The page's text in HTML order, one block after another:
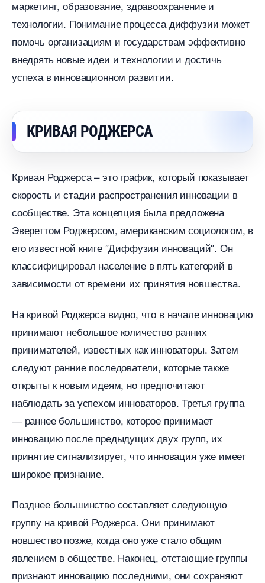
маркетинг, образование, здравоохранение и
технологии.​ Понимание процесса диффузии может
помочь организациям и государствам эффективно
недрять новые идеи и технологии и достичь
успеха в инновационном развитии.​
КРИВАЯ РОДЖЕРСА
Кривая Роджерса – это график, который показывает
скорость и стадии распространения инновации
сообществе.​ Эта концепция была предложена
Эвереттом Роджерсом, американским социологом,
его известной книге ″Диффузия инноваций″.​ Он
классифицировал население в пять категорий
зависимости от времени их принятия новшества.​
На кривой Роджерса видно, что в начале инновацию
принимают небольшое количество ранних
принимателей, известных как инноваторы.​ Затем
следуют ранние последователи, которые также
открыты к новым идеям, но предпочитают
наблюдать за успехом инноваторов.​ Третья группа
― раннее большинство, которое принимает
инновацию после предыдущих двух групп, их
принятие сигнализирует, что инновация уже имеет
широкое признание.​
Позднее большинство составляет следующую
руппу на кривой Роджерса. Они принимают
новшество позже, когда оно уже стало общим
явлением в обществе.​ Наконец, отстающие группы
признают инновацию последними, они сохраняют